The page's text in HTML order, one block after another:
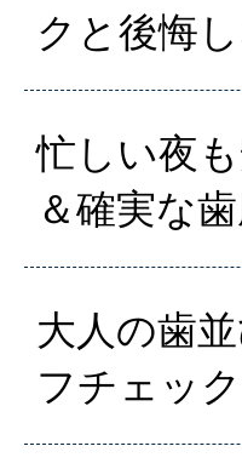
クと後悔
忙しい夜
＆確実な
大人の歯
フチェッ